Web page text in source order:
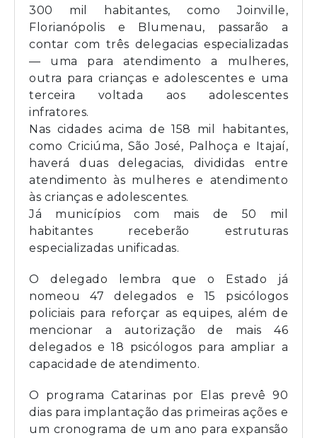
300 mil habitantes, como Joinville,
Florianópolis e Blumenau, passarão a
contar com três delegacias especializadas
— uma para atendimento a mulheres,
outra para crianças e adolescentes e uma
terceira voltada aos adolescentes
infratores.
Nas cidades acima de 158 mil habitantes,
como Criciúma, São José, Palhoça e Itajaí,
haverá duas delegacias, divididas entre
atendimento às mulheres e atendimento
às crianças e adolescentes.
Já municípios com mais de 50 mil
habitantes receberão estruturas
especializadas unificadas.
O delegado lembra que o Estado já
nomeou 47 delegados e 15 psicólogos
policiais para reforçar as equipes, além de
mencionar a autorização de mais 46
delegados e 18 psicólogos para ampliar a
capacidade de atendimento.
O programa Catarinas por Elas prevê 90
dias para implantação das primeiras ações e
um cronograma de um ano para expansão